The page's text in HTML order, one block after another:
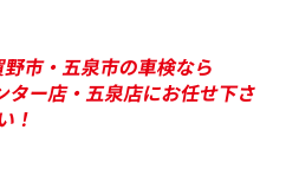
市・五泉市の車検なら
ター店・五泉店にお任せ下さ
い！